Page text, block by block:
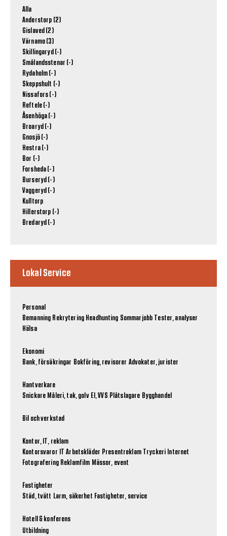
Alla
Anderstorp (2)
Gislaved (2)
Värnamo (3)
Skillingaryd (-)
Smålandsstenar (-)
Rydaholm (-)
Skeppshult (-)
Nissafors (-)
Reftele (-)
Åsenhöga (-)
Broaryd (-)
Gnosjö (-)
Hestra (-)
Bor (-)
Forsheda (-)
Burseryd (-)
Vaggeryd (-)
Kulltorp
Hillerstorp (-)
Bredaryd (-)
Lokal Service
Personal
Bemanning Rekrytering Headhunting Sommarjobb Tester, analyser
Hälsa
Ekonomi
Bank, försäkringar Bokföring, revisorer Advokater, jurister
Hantverkare
Snickare Måleri, tak, golv El, VVS Plåtslagare Bygghandel
Bil och verkstad
Kontor, IT, reklam
Kontorsvaror IT Arbetskläder Presentreklam Tryckeri Internet
Fotografering Reklamfilm Mässor, event
Fastigheter
Städ, tvätt Larm, säkerhet Fastigheter, service
Hotell & konferens
Utbildning